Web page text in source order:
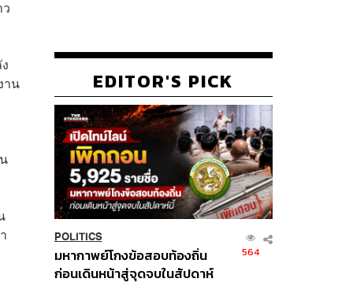
าน
EDITOR'S PICK
POLITICS
มหากาพย์โกงข้อสอบท้องถิ่น
ก่อนเดินหน้าสู่จุดจบในสัปดาห์
564